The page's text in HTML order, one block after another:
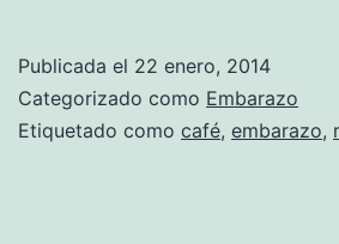
Publicada el 22 enero, 2014
Categorizado como Embarazo
Etiquetado como café, embarazo,